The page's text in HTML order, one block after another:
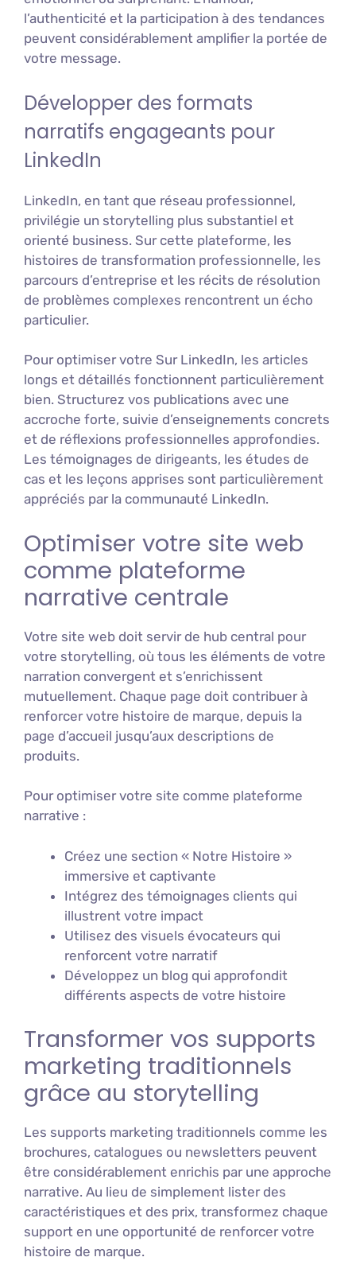
l’authenticité et la participation à des tendances
peuvent considérablement amplifier la portée de
votre message.
Développer des formats
narratifs engageants pour
LinkedIn
LinkedIn, en tant que réseau professionnel,
privilégie un storytelling plus substantiel et
orienté business. Sur cette plateforme, les
histoires de transformation professionnelle, les
parcours d’entreprise et les récits de résolution
de problèmes complexes rencontrent un écho
particulier.
Pour optimiser votre Sur LinkedIn, les articles
longs et détaillés fonctionnent particulièrement
bien. Structurez vos publications avec une
accroche forte, suivie d’enseignements concrets
et de réflexions professionnelles approfondies.
Les témoignages de dirigeants, les études de
cas et les leçons apprises sont particulièrement
appréciés par la communauté LinkedIn.
Optimiser votre site web
comme plateforme
narrative centrale
Votre site web doit servir de hub central pour
votre storytelling, où tous les éléments de votre
narration convergent et s’enrichissent
mutuellement. Chaque page doit contribuer à
renforcer votre histoire de marque, depuis la
page d’accueil jusqu’aux descriptions de
produits.
Pour optimiser votre site comme plateforme
narrative :
Créez une section « Notre Histoire »
immersive et captivante
Intégrez des témoignages clients qui
illustrent votre impact
Utilisez des visuels évocateurs qui
renforcent votre narratif
Développez un blog qui approfondit
différents aspects de votre histoire
Transformer vos supports
marketing traditionnels
grâce au storytelling
Les supports marketing traditionnels comme les
brochures, catalogues ou newsletters peuvent
être considérablement enrichis par une approche
narrative. Au lieu de simplement lister des
caractéristiques et des prix, transformez chaque
support en une opportunité de renforcer votre
histoire de marque.